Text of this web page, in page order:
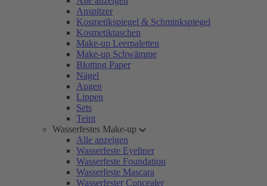
Anspitzer
Kosmetikspiegel & Schminkspiegel
Kosmetiktaschen
Make-up Leerpaletten
Make-up Schwämme
Blotting Paper
Nägel
Augen
Lippen
Sets
Teint
Wasserfestes Make-up
Alle anzeigen
Wasserfeste Eyeliner
Wasserfeste Foundation
Wasserfeste Mascara
Wasserfester Concealer